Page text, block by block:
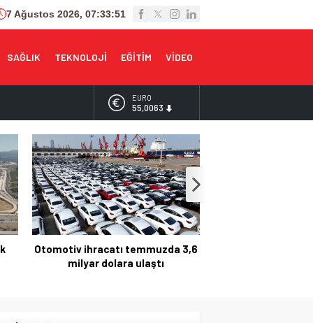
7 Ağustos 2026, 07:33:52
SAĞLIK TEKNOLOJİ EĞİTİM VİDEO
EURO
55,0063
ALTIN
6.543,59
BİST
13.798,82
DOLAR
47,7010
temmuzda 3,6
ulaştı
Bursa’da orman yangını!